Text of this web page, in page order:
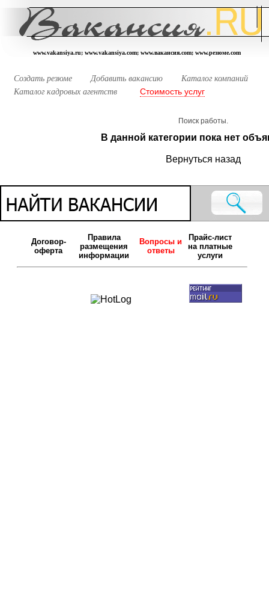
www.vakansiya.ru; www.vakansiya.com; www.вакансия.com; www.резюме.com
Создать резюме Добавить вакансию
Каталог компаний
Каталог кадровых агентств
Стоимость услуг
Поиск работы.
В данной категории пока нет
Вернуться назад
Договор-
оферта
Правила
размещения
информации
Вопросы и
ответы
Прайс-лист
на платные
услуги